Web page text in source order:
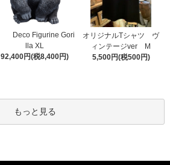
Deco Figurine Gori
lla XL
92,400円(税8,400円)
オリジナルTシャツ ヴ
ィンテージver M
5,500円(税500円)
もっと見る